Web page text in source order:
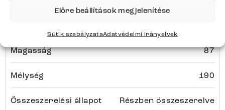
Előre beállítások megjelenítése
Sütik szabályzataAdatvédelmi irányelvek
Magasság 87
Mélység 190
Összeszerelési állapot Részben összeszerelve